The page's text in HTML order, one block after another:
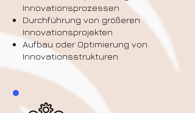
Innovationsprozessen
Durchführung von größeren
Innovationsprojekten
Aufbau oder Optimierung von
Innovationsstrukturen